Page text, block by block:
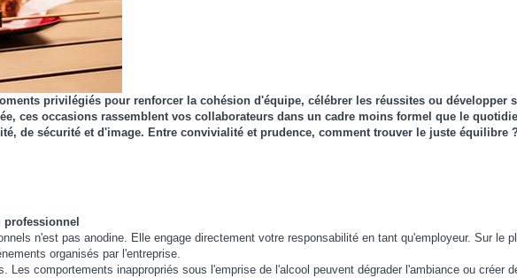
privilégiés pour renforcer la cohésion d'équipe, célébrer les réussites ou
ces occasions rassemblent vos collaborateurs dans un cadre moins formel que le
de sécurité et d'image. Entre convivialité et prudence, comment trouver le juste équilibre
n'est pas anodine. Elle engage directement votre responsabilité en tant qu'employeur. Sur
organisés par l'entreprise.
comportements inappropriés sous l'emprise de l'alcool peuvent dégrader l'ambiance ou créer